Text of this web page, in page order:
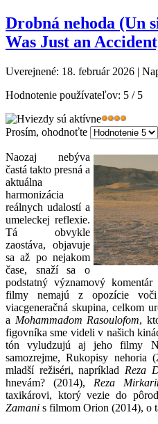
Drobná nehoda (Un
Was Just an
Uverejnené: 18. február 2026 |
Hodnotenie používateľov: 5 / 5
Prosím, ohodnoťte
Naozaj nebýva
častá takto presná a
aktuálna
harmonizácia
reálnych udalostí a
umeleckej reflexie.
Tá obvykle
zaostáva, objavuje
sa až po nejakom
čase, snaží sa o
podstatný významový
filmy nemajú z opozície
viacgeneračná skupina, celkom
a Mohammadom Rasoulofom,
figovníka sme videli v našich
tón vyludzujú aj jeho filmy
samozrejme, Rukopisy nehoria
mladší režiséri, napríklad Reza
hnevám? (2014), Reza
taxikárovi, ktorý vezie do
Zamani s filmom Orion (2014), o